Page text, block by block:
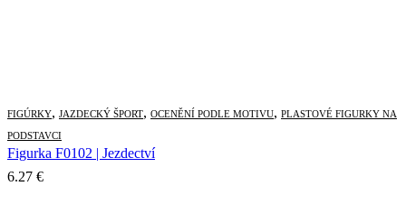
FIGÚRKY, JAZDECKÝ ŠPORT, OCENĚNÍ PODLE MOTIVU, PLASTOVÉ FIGURKY NA
PODSTAVCI
Figurka F0102 | Jezdectví
6.27 €